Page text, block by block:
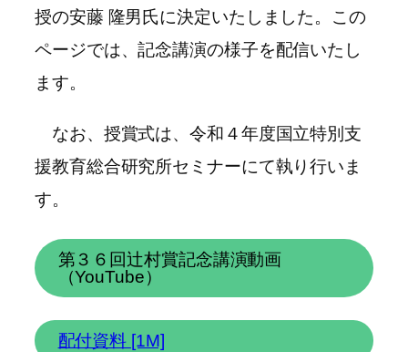
授の安藤 隆男氏に決定いたしました。この
ページでは、記念講演の様子を配信いたし
ます。
なお、授賞式は、令和４年度国立特別支
援教育総合研究所セミナーにて執り行いま
す。
第３６回辻村賞記念講演動画
（YouTube）
配付資料 [1M]